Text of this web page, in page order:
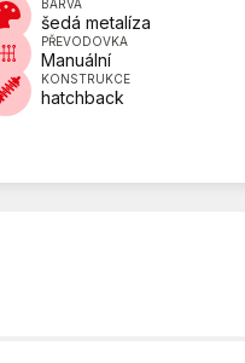
BARVA
šedá metalíza
PŘEVODOVKA
Manuální
KONSTRUKCE
hatchback